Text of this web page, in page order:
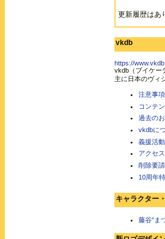
更新履歴はあ
vkdb
https://
vkdb（ブイケー
主に日本のヴィ
注意事項
コンテ
過去の
vkdbに
義援活動
アクセ
削除要
10周年
キャラクター
藤谷“ま